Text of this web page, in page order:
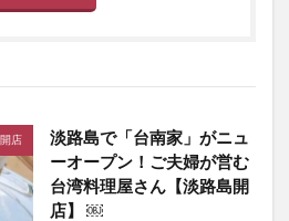
開店
淡路島で「台南家」がニュ
ーオープン！ご夫婦が営む
台湾料理屋さん【淡路島開
店】 ￼